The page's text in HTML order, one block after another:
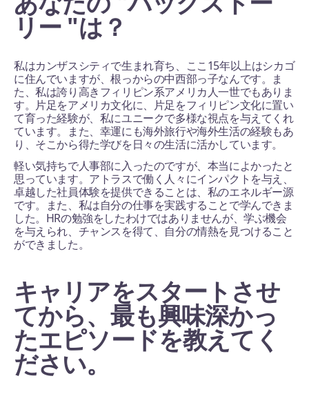
リー "は？
私はカンザスシティで生まれ育ち、ここ15年以上はシカゴ
に住んでいますが、根っからの中西部っ子なんです。ま
た、私は誇り高きフィリピン系アメリカ人一世でもありま
す。片足をアメリカ文化に、片足をフィリピン文化に置い
て育った経験が、私にユニークで多様な視点を与えてくれ
ています。また、幸運にも海外旅行や海外生活の経験もあ
り、そこから得た学びを日々の生活に活かしています。
軽い気持ちで人事部に入ったのですが、本当によかったと
思っています。アトラスで働く人々にインパクトを与え、
卓越した社員体験を提供できることは、私のエネルギー源
です。また、私は自分の仕事を実践することで学んできま
した。HRの勉強をしたわけではありませんが、学ぶ機会
を与えられ、チャンスを得て、自分の情熱を見つけること
ができました。
キャリアをスタートさせ
てから、最も興味深かっ
たエピソードを教えてく
ださい。